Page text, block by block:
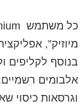
מיוזיק”,
בנוסף לקליפים
אלבומים
וגרסאות